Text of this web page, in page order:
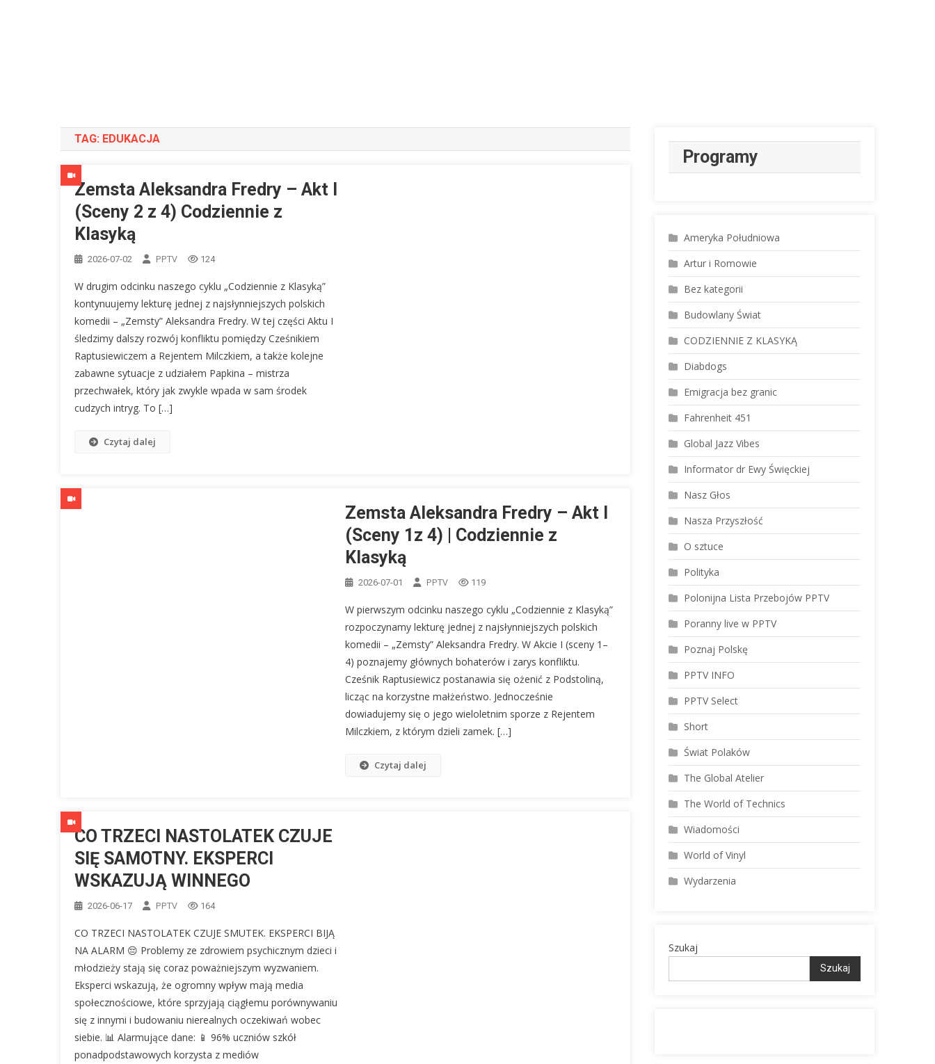
TAG: EDUKACJA
Zemsta Aleksandra Fredry – Akt I
(Sceny 2 z 4) Codziennie z
Klasyką
2026-07-02 PPTV 124
W drugim odcinku naszego cyklu „Codziennie z Klasyką”
kontynuujemy lekturę jednej z najsłynniejszych polskich
komedii – „Zemsty” Aleksandra Fredry. W tej części Aktu I
śledzimy dalszy rozwój konfliktu pomiędzy Cześnikiem
Raptusiewiczem a Rejentem Milczkiem, a także kolejne
zabawne sytuacje z udziałem Papkina – mistrza
przechwałek, który jak zwykle wpada w sam środek
cudzych intryg. To […]
Czytaj dalej
Zemsta Aleksandra Fredry – Akt I
(Sceny 1z 4) | Codziennie z
Klasyką
2026-07-01 PPTV 119
W pierwszym odcinku naszego cyklu „Codziennie z Klasyką”
rozpoczynamy lekturę jednej z najsłynniejszych polskich
komedii – „Zemsty” Aleksandra Fredry. W Akcie I (sceny 1–
4) poznajemy głównych bohaterów i zarys konfliktu.
Cześnik Raptusiewicz postanawia się ożenić z Podstoliną,
licząc na korzystne małżeństwo. Jednocześnie
dowiadujemy się o jego wieloletnim sporze z Rejentem
Milczkiem, z którym dzieli zamek. […]
Czytaj dalej
CO TRZECI NASTOLATEK CZUJE
SIĘ SAMOTNY. EKSPERCI
WSKAZUJĄ WINNEGO
2026-06-17 PPTV 164
CO TRZECI NASTOLATEK CZUJE SMUTEK. EKSPERCI BIJĄ
NA ALARM 😔 Problemy ze zdrowiem psychicznym dzieci i
młodzieży stają się coraz poważniejszym wyzwaniem.
Eksperci wskazują, że ogromny wpływ mają media
społecznościowe, które sprzyjają ciągłemu porównywaniu
się z innymi i budowaniu nierealnych oczekiwań wobec
siebie. 📊 Alarmujące dane: 📱 96% uczniów szkół
ponadpodstawowych korzysta z mediów
Programy
Ameryka Południowa
Artur i Romowie
Bez kategorii
Budowlany Świat
CODZIENNIE Z KLASYKĄ
Diabdogs
Emigracja bez granic
Fahrenheit 451
Global Jazz Vibes
Informator dr Ewy Święckiej
Nasz Głos
Nasza Przyszłość
O sztuce
Polityka
Polonijna Lista Przebojów PPTV
Poranny live w PPTV
Poznaj Polskę
PPTV INFO
PPTV Select
Short
Świat Polaków
The Global Atelier
The World of Technics
Wiadomości
World of Vinyl
Wydarzenia
Szukaj
Szukaj